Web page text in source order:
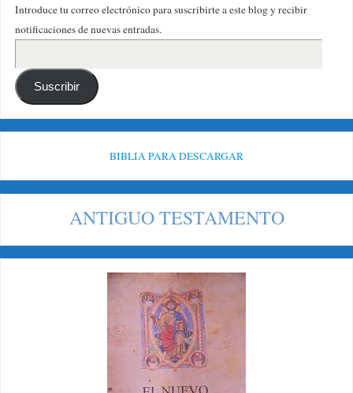
Introduce tu correo electrónico para suscribirte a este blog y recibir
notificaciones de nuevas entradas.
Suscribir
BIBLIA PARA DESCARGAR
ANTIGUO TESTAMENTO